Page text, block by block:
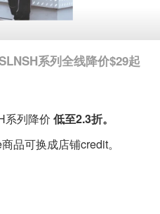
系列全线降价$29起
系列降价 低至2.3折。
品可换成店铺credit。